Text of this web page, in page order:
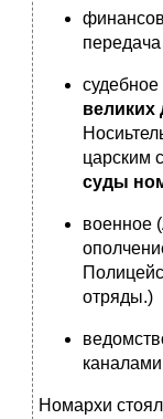
великих
царским
суды
военное
отряды.)
Номархи